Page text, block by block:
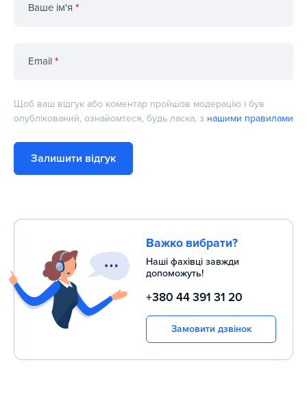
Ваше ім'я *
Email *
Щоб ваш відгук або коментар пройшов модерацію і був
опублікований, ознайомтеся, будь ласка, з нашими правилами
Залишити відгук
Важко вибрати?
Наші фахівці завжди
допоможуть!
+380 44 391 31 20
Замовити дзвінок